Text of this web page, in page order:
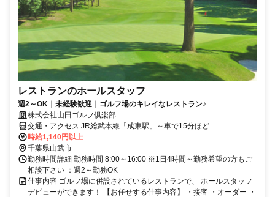
レストランのホールスタッフ
週2～OK｜未経験歓迎｜ゴルフ場のキレイなレストラン♪
株式会社山田ゴルフ倶楽部
交通・アクセス JR総武本線「成東駅」～車で15分ほど
時給1,140円以上
千葉県山武市
勤務時間詳細 勤務時間 8:00～16:00 ※1日4時間～勤務希望の方もご
相談下さい ：週2～勤務OK
仕事内容 ゴルフ場に併設されているレストランで、 ホールスタッフ
デビューができます！ 【お任せする仕事内容】 ・接客 ・オーダー ・